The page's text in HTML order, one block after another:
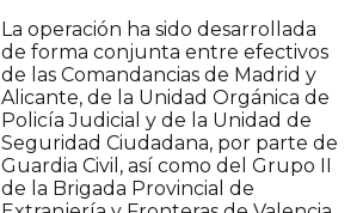
La operación ha sido desarrollada
de forma conjunta entre efectivos
de las Comandancias de Madrid y
Alicante, de la Unidad Orgánica de
Policía Judicial y de la Unidad de
Seguridad Ciudadana, por parte de
Guardia Civil, así como del Grupo II
de la Brigada Provincial de